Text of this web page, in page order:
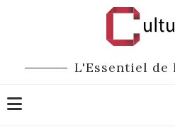
L'Essentiel